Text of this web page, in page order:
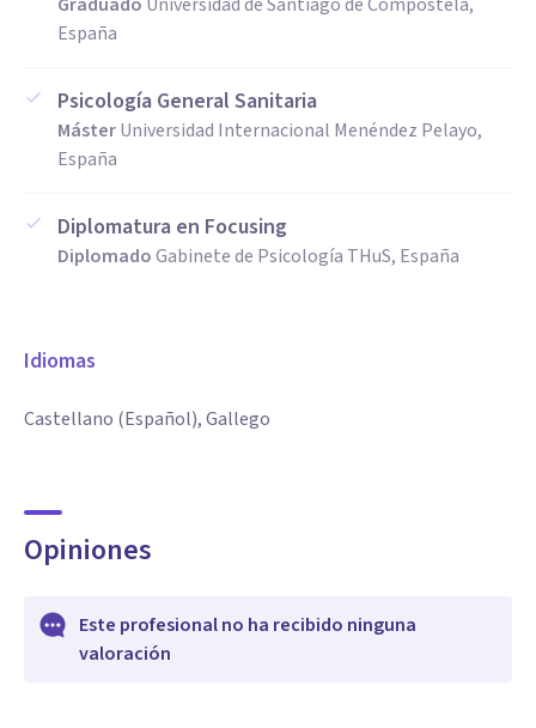
España
Psicología General Sanitaria
MásterUniversidad Internacional Menéndez Pelayo,
España
Diplomatura en Focusing
DiplomadoGabinete de Psicología THuS, España
Idiomas
Castellano (Español), Gallego
Opiniones
Este profesional no ha recibido ninguna
valoración